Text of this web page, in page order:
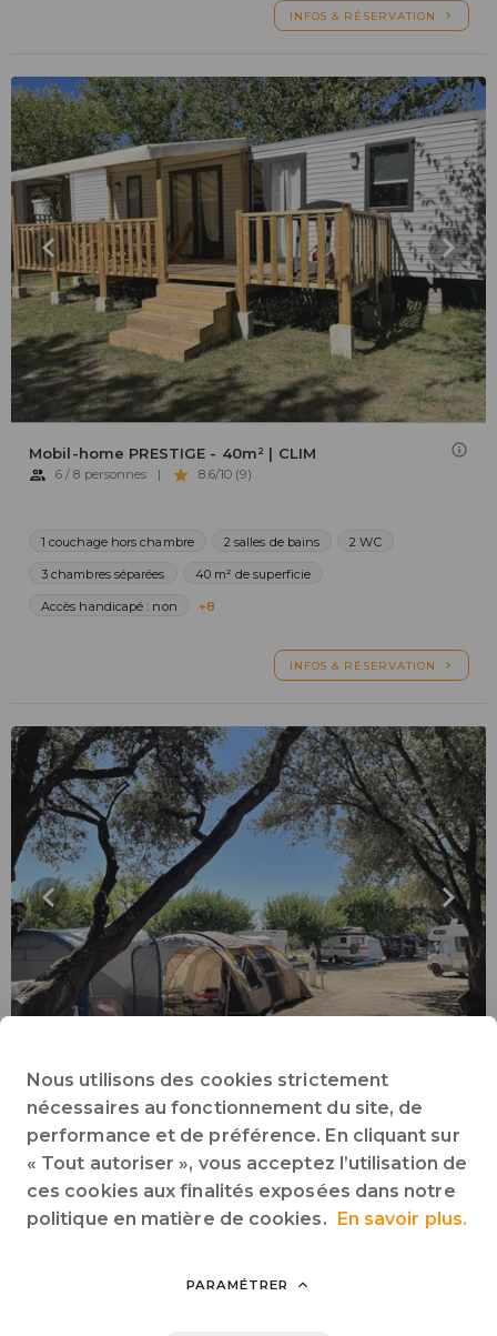
INFOS & RÉSERVATION
Mobil-home PRESTIGE - 40m² | CLIM
6 / 8 personnes | 8.6/10 (9)
1 couchage hors chambre 2 salles de bains 2 WC
3 chambres séparées 40 m² de superficie
Accès handicapé : non +8
INFOS & RÉSERVATION
Forfait Emplacement + 1 voiture + 1 tente OU
caravane OU camping-car
8.1/10 (112)
80 m² de superficie min 80 m² de superficie moyen
Nous utilisons des cookies strictement
nécessaires au fonctionnement du site, de
performance et de préférence. En cliquant sur
« Tout autoriser », vous acceptez l’utilisation de
ces cookies aux finalités exposées dans notre
politique en matière de cookies. En savoir plus.
PARAMÉTRER